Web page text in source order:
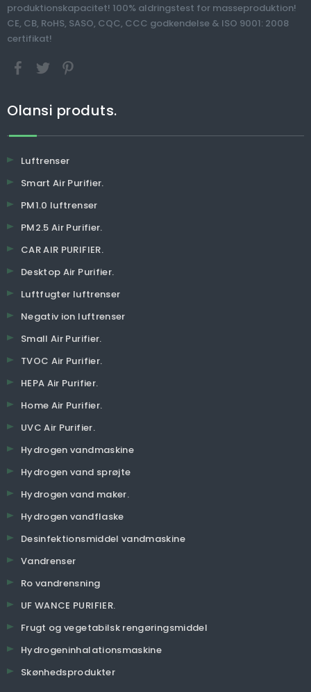
produktionskapacitet! 100% aldringstest for masseproduktion!
CE, CB, RoHS, SASO, CQC, CCC godkendelse & ISO 9001: 2008
certifikat!
Olansi produts.
Luftrenser
Smart Air Purifier.
PM1.0 luftrenser
PM2.5 Air Purifier.
CAR AIR PURIFIER.
Desktop Air Purifier.
Luftfugter luftrenser
Negativ ion luftrenser
Small Air Purifier.
TVOC Air Purifier.
HEPA Air Purifier.
Home Air Purifier.
UVC Air Purifier.
Hydrogen vandmaskine
Hydrogen vand sprøjte
Hydrogen vand maker.
Hydrogen vandflaske
Desinfektionsmiddel vandmaskine
Vandrenser
Ro vandrensning
UF WANCE PURIFIER.
Frugt og vegetabilsk rengøringsmiddel
Hydrogeninhalationsmaskine
Skønhedsprodukter